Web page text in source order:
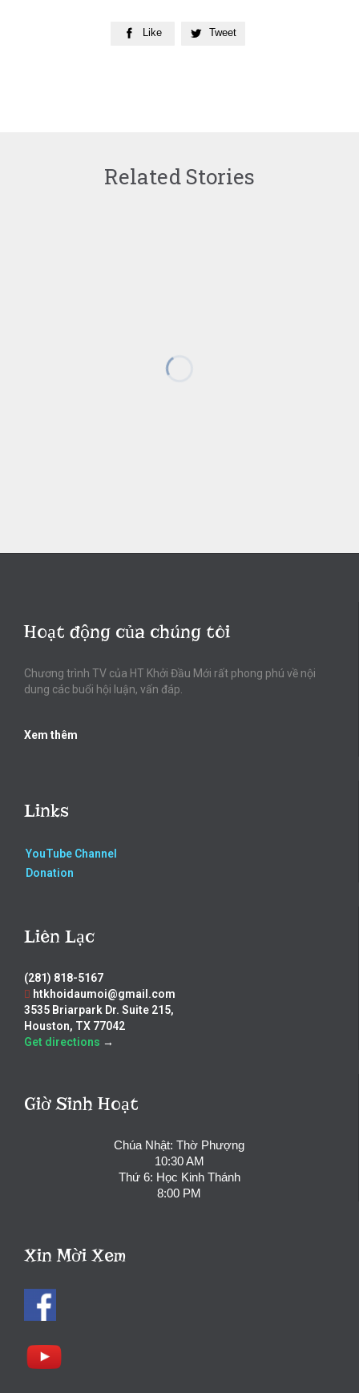
 Like  Tweet
Related Stories
Hoạt động của chúng tôi
Chương trình TV của HT Khởi Đầu Mới rất phong phú về nội
dung các buổi hội luận, vấn đáp.
Xem thêm
Links
YouTube Channel
Donation
Liên Lạc
(281) 818-5167
htkhoidaumoi@gmail.com
3535 Briarpark Dr. Suite 215,
Houston, TX 77042
Get directions →
Giờ Sinh Hoạt
Chúa Nhật: Thờ Phượng
10:30 AM
Thứ 6: Học Kinh Thánh
8:00 PM
Xin Mời Xem